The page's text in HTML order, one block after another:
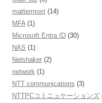
mattermost (14)
MFA (1)
Microsoft Entra ID (30)
NAS (1)
Netshaker (2)
network (1)
NTT communications (3)
NTTPCコミニュケーションズ